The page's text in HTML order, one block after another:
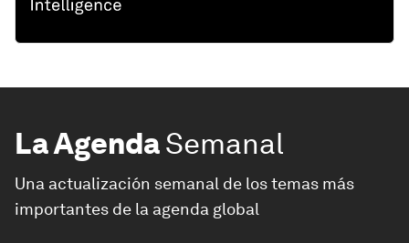
La AgendaSemanal
Una actualización semanal de los temas más
importantes de la agenda global